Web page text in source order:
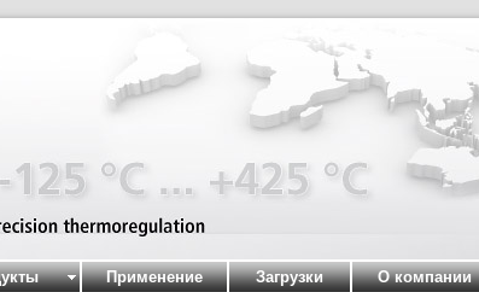
Применение Загрузки О компании